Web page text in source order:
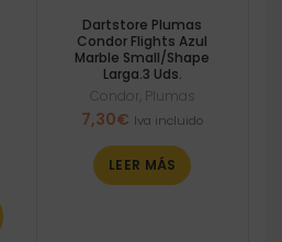
Dartstore Plumas
Condor Flights Azul
Marble Small/Shape
Larga.3 Uds.
Condor Plumas
7,30€ Iva incluido
LEER MÁS